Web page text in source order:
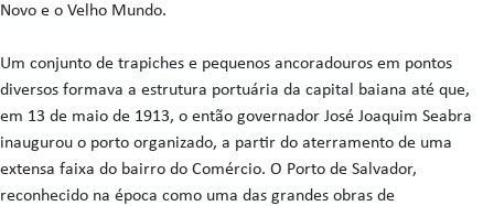
Novo e o Velho Mundo.
Um conjunto de trapiches e pequenos ancoradouros em pontos
diversos formava a estrutura portuária da capital baiana até que,
em 13 de maio de 1913, o então governador José Joaquim Seabra
inaugurou o porto organizado, a partir do aterramento de uma
extensa faixa do bairro do Comércio. O Porto de Salvador,
reconhecido na época como uma das grandes obras de